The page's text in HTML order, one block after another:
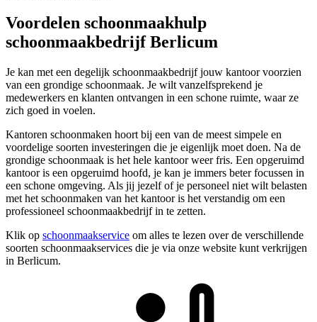
Voordelen schoonmaakhulp
schoonmaakbedrijf Berlicum
Je kan met een degelijk schoonmaakbedrijf jouw kantoor voorzien
van een grondige schoonmaak. Je wilt vanzelfsprekend je
medewerkers en klanten ontvangen in een schone ruimte, waar ze
zich goed in voelen.
Kantoren schoonmaken hoort bij een van de meest simpele en
voordelige soorten investeringen die je eigenlijk moet doen. Na de
grondige schoonmaak is het hele kantoor weer fris. Een opgeruimd
kantoor is een opgeruimd hoofd, je kan je immers beter focussen in
een schone omgeving. Als jij jezelf of je personeel niet wilt belasten
met het schoonmaken van het kantoor is het verstandig om een
professioneel schoonmaakbedrijf in te zetten.
Klik op schoonmaakservice om alles te lezen over de verschillende
soorten schoonmaakservices die je via onze website kunt verkrijgen
in Berlicum.